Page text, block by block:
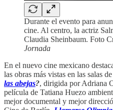
Durante el evento para
cine. Al centro, la actriz
Claudia Sheinbaum. Foto
Jornada
En el nuevo cine mexicano
las obras más vistas en las salas
las abejas?, dirigida por Adriana
película de Tatiana Huezo
mejor documental y mejor